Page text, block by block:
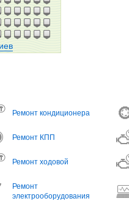
Ремонт кондиционера
Ремонт КПП
Ремонт ходовой
Ремонт
электрооборудования